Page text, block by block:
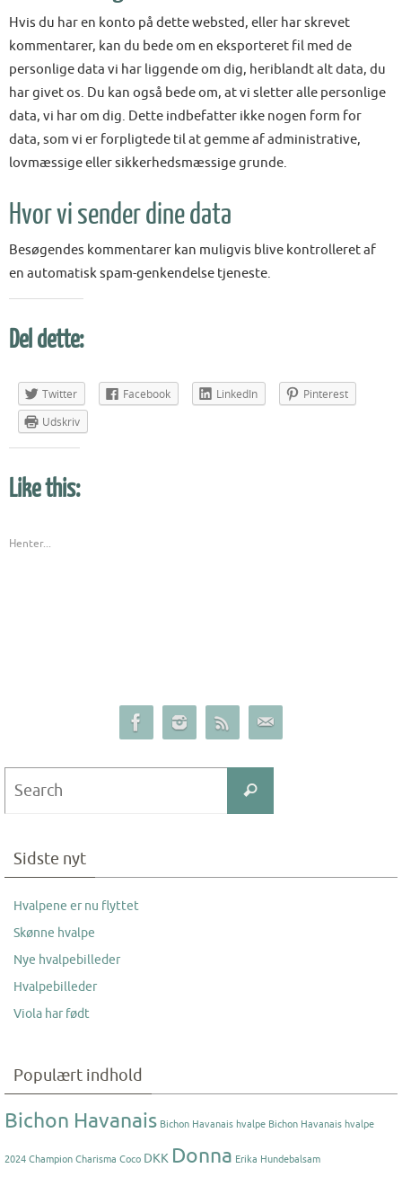
Hvis du har en konto på dette websted, eller har skrevet
kommentarer, kan du bede om en eksporteret fil med de
personlige data vi har liggende om dig, heriblandt alt data, du
har givet os. Du kan også bede om, at vi sletter alle personlige
data, vi har om dig. Dette indbefatter ikke nogen form for
data, som vi er forpligtede til at gemme af administrative,
lovmæssige eller sikkerhedsmæssige grunde.
Hvor vi sender dine data
Besøgendes kommentarer kan muligvis blive kontrolleret af
en automatisk spam-genkendelse tjeneste.
Del dette:
Twitter Facebook LinkedIn
Pinterest
Udskriv
Like this:
Henter...
Search
Sidste nyt
Hvalpene er nu flyttet
Skønne hvalpe
Nye hvalpebilleder
Hvalpebilleder
Viola har født
Populært indhold
Bichon Havanais Bichon Havanais hvalpe Bichon Havanais hvalpe
2024 Champion Charisma Coco DKK Donna Erika Hundebalsam